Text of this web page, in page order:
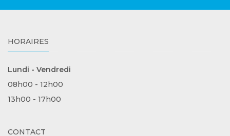
HORAIRES
Lundi - Vendredi
08h00 - 12h00
13h00 - 17h00
CONTACT